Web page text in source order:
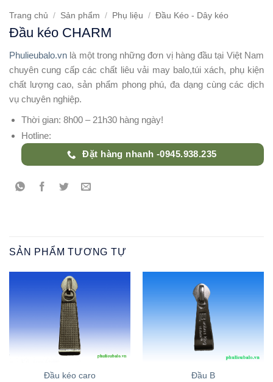
Trang chủ / Sản phẩm / Phụ liệu / Đầu Kéo - Dây kéo
Đầu kéo CHARM
Phulieubalo.vn là một trong những đơn vị hàng đầu tại Việt Nam
chuyên cung cấp các chất liêu vải may balo,túi xách, phụ kiện
chất lượng cao, sản phẩm phong phú, đa dạng cùng các dịch
vụ chuyên nghiệp.
Thời gian: 8h00 – 21h30 hàng ngày!
Hotline:
Đặt hàng nhanh -0945.938.235
SẢN PHẨM TƯƠNG TỰ
Đầu kéo caro Đầu B